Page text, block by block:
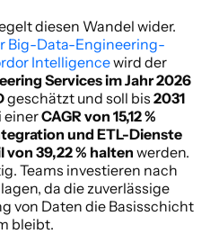
diesen Wandel wider.
Big-Data-Engineering-
Intelligence
Services im Jahr 2026
geschätzt und soll bis 2031
einer CAGR von 15,12 %
und ETL-Dienste
von 39,22 % halten werden.
Teams investieren nach
da die zuverlässige
von Daten die Basisschicht
bleibt.